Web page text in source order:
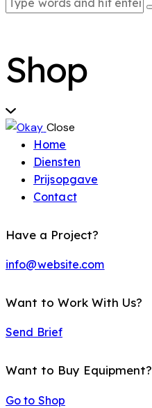
Shop
Close
Home
Diensten
Prijsopgave
Contact
Have a Project?
info@website.com
Want to Work With Us?
Send Brief
Want to Buy Equipment?
Go to Shop